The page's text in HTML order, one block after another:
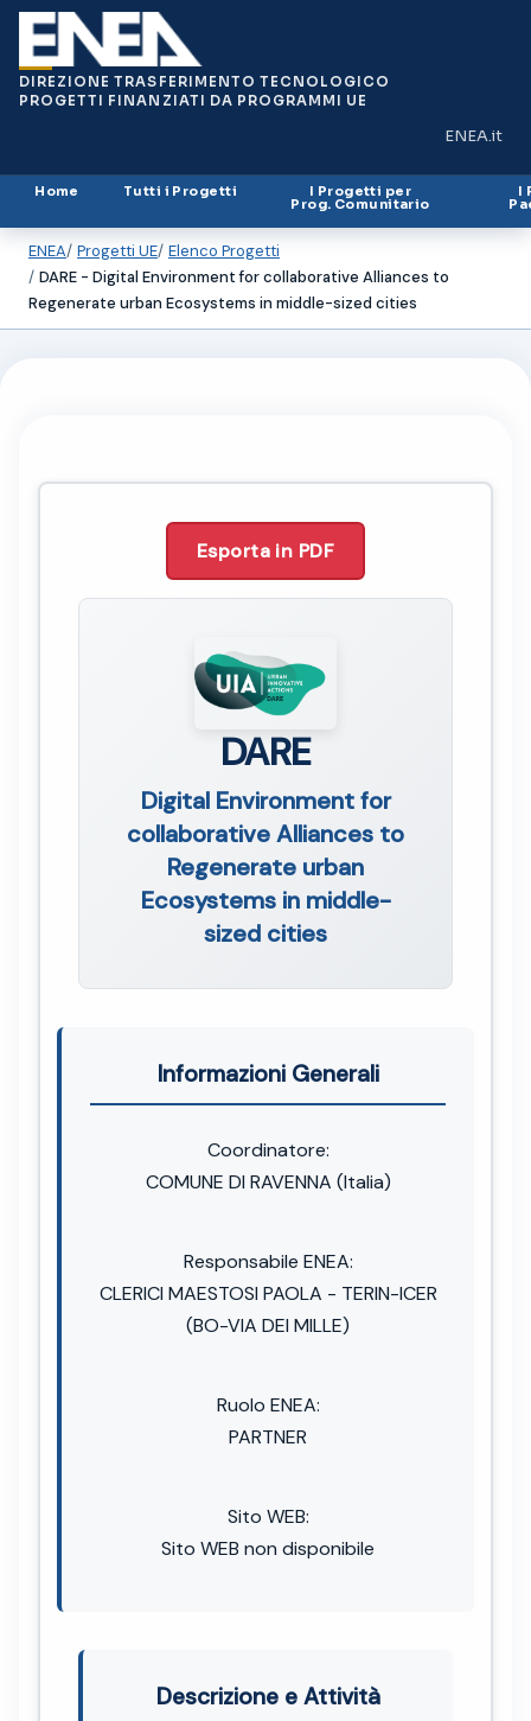
DIREZIONE TRASFERIMENTO TECNOLOGICO
PROGETTI FINANZIATI DA PROGRAMMI UE
ENEA.it
(si apre in
Home Tutti i Progetti I Progetti per
Prog. Comunitario
I
ENEA Progetti UE Elenco Progetti
DARE - Digital Environment for collaborative Alliances to
Regenerate urban Ecosystems in middle-sized cities
Esporta in PDF
DARE
Digital Environment for
collaborative Alliances to
Regenerate urban
Ecosystems in middle-
sized cities
Informazioni Generali
Coordinatore:
COMUNE DI RAVENNA (Italia)
Responsabile ENEA:
CLERICI MAESTOSI PAOLA - TERIN-ICER
(BO-VIA DEI MILLE)
Ruolo ENEA:
PARTNER
Sito WEB:
Sito WEB non disponibile
Descrizione e Attività